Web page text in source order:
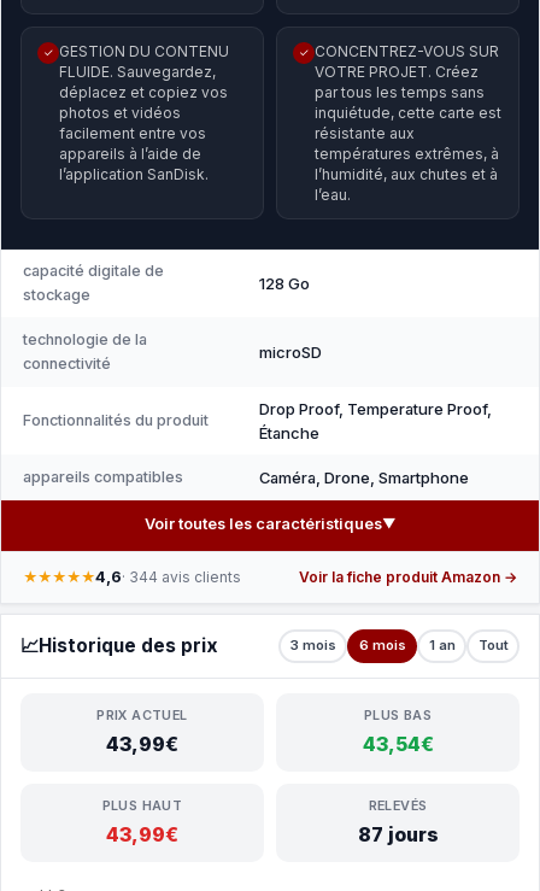
✓ GESTION DU CONTENU
FLUIDE. Sauvegardez,
déplacez et copiez vos
photos et vidéos
facilement entre vos
appareils à l’aide de
l’application SanDisk.
✓ CONCENTREZ-VOUS SUR
VOTRE PROJET. Créez
par tous les temps sans
inquiétude, cette carte est
résistante aux
températures extrêmes, à
l’humidité, aux chutes et à
l’eau.
capacité digitale de
stockage
128 Go
technologie de la
connectivité
microSD
Fonctionnalités du produit
Drop Proof, Temperature Proof,
Étanche
appareils compatibles Caméra, Drone, Smartphone
Voir toutes les caractéristiques▼
★★★★★4,6· 344 avis clients Voir la fiche produit Amazon →
📈Historique des prix 3 mois 6 mois 1 an Tout
PRIX ACTUEL
43,99€
PLUS BAS
43,54€
PLUS HAUT
43,99€
RELEVÉS
87 jours